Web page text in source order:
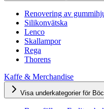
Renovering av
Silikonvätska
Lenco
Skallampor
Rega
Thorens
Kaffe & Merchandise
Visa underkategorier för